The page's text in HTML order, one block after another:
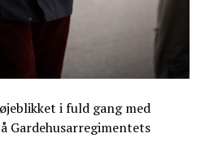
i fuld gang med
Gardehusarregimentets